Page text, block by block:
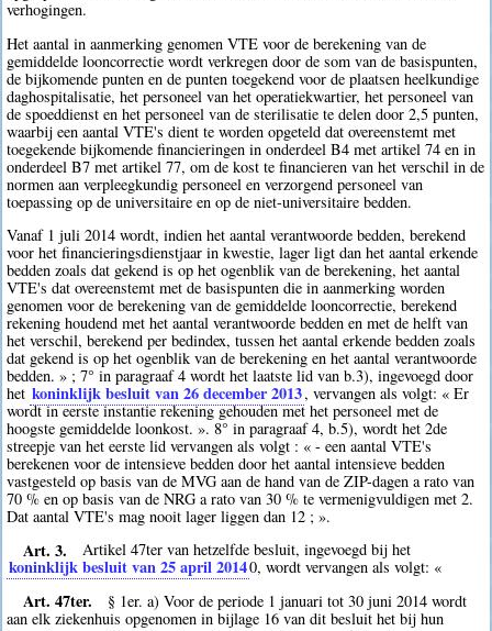
verhogingen.
Het aantal in aanmerking genomen VTE voor de berekening van de
gemiddelde looncorrectie wordt verkregen door de som van de basispunten,
de bijkomende punten en de punten toegekend voor de plaatsen heelkundige
daghospitalisatie, het personeel van het operatiekwartier, het personeel van
de spoeddienst en het personeel van de sterilisatie te delen door 2,5 punten,
waarbij een aantal VTE's dient te worden opgeteld dat overeenstemt met
toegekende bijkomende financieringen in onderdeel B4 met artikel 74 en in
onderdeel B7 met artikel 77, om de kost te financieren van het verschil in de
normen aan verpleegkundig personeel en verzorgend personeel van
toepassing op de universitaire en op de niet-universitaire bedden.
Vanaf 1 juli 2014 wordt, indien het aantal verantwoorde bedden, berekend
voor het financieringsdienstjaar in kwestie, lager ligt dan het aantal erkende
bedden zoals dat gekend is op het ogenblik van de berekening, het aantal
VTE's dat overeenstemt met de basispunten die in aanmerking worden
genomen voor de berekening van de gemiddelde looncorrectie, berekend
rekening houdend met het aantal verantwoorde bedden en met de helft van
het verschil, berekend per bedindex, tussen het aantal erkende bedden zoals
dat gekend is op het ogenblik van de berekening en het aantal verantwoorde
bedden. » ; 7° in paragraaf 4 wordt het laatste lid van b.3), ingevoegd door
het koninklijk besluit van 26 december 2013, vervangen als volgt: « Er
wordt in eerste instantie rekening gehouden met het personeel met de
hoogste gemiddelde loonkost. ». 8° in paragraaf 4, b.5), wordt het 2de
streepje van het eerste lid vervangen als volgt : « - een aantal VTE's
berekenen voor de intensieve bedden door het aantal intensieve bedden
vastgesteld op basis van de MVG aan de hand van de ZIP-dagen a rato van
70 % en op basis van de NRG a rato van 30 % te vermenigvuldigen met 2.
Dat aantal VTE's mag nooit lager liggen dan 12 ; ».
Art. 3. Artikel 47ter van hetzelfde besluit, ingevoegd bij het
koninklijk besluit van 25 april 20140, wordt vervangen als volgt: «
Art. 47ter.
§ 1er. a) Voor de periode 1 januari tot 30 juni 2014 wordt
aan elk ziekenhuis opgenomen in bijlage 16 van dit besluit het bij hun